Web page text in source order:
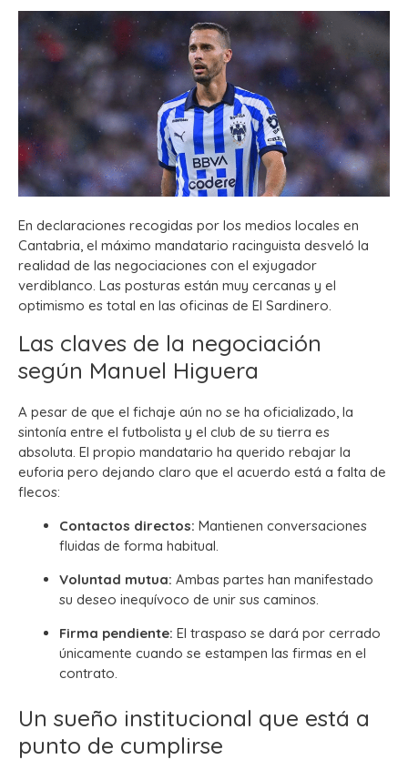
En declaraciones recogidas por los medios locales en
Cantabria, el máximo mandatario racinguista desveló la
realidad de las negociaciones con el exjugador
verdiblanco. Las posturas están muy cercanas y el
optimismo es total en las oficinas de El Sardinero.
Las claves de la negociación
según Manuel Higuera
A pesar de que el fichaje aún no se ha oficializado, la
sintonía entre el futbolista y el club de su tierra es
absoluta. El propio mandatario ha querido rebajar la
euforia pero dejando claro que el acuerdo está a falta de
flecos:
Contactos directos: Mantienen conversaciones
fluidas de forma habitual.
Voluntad mutua: Ambas partes han manifestado
su deseo inequívoco de unir sus caminos.
Firma pendiente: El traspaso se dará por cerrado
únicamente cuando se estampen las firmas en el
contrato.
Un sueño institucional que está a
punto de cumplirse